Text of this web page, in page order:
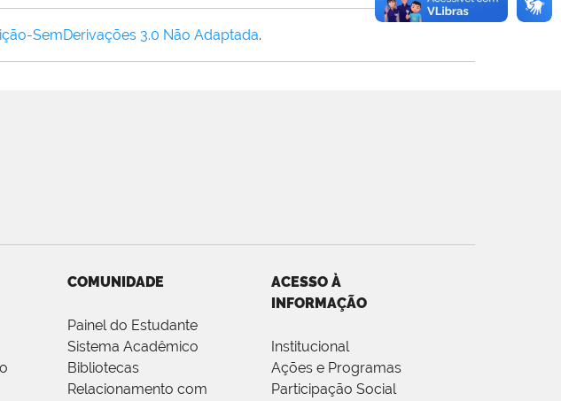
SemDerivações 3.0 Não Adaptada.
COMUNIDADE
Painel do Estudante
Sistema Acadêmico
Bibliotecas
Relacionamento com
ACESSO À
INFORMAÇÃO
Institucional
Ações e Programas
Participação Social